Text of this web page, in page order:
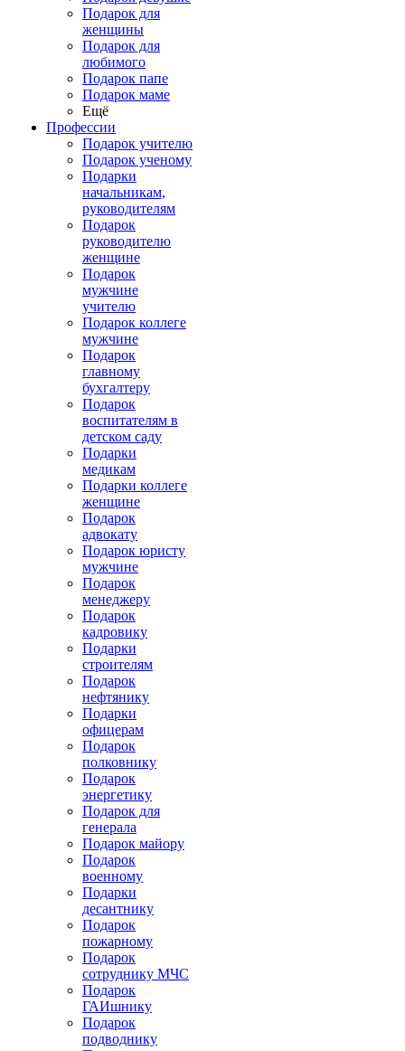
Подарок для
женщины
Подарок для
любимого
Подарок папе
Подарок маме
Ещё
Профессии
Подарок учителю
Подарок ученому
Подарки
начальникам,
руководителям
Подарок
руководителю
женщине
Подарок
мужчине
учителю
Подарок коллеге
мужчине
Подарок
главному
бухгалтеру
Подарок
воспитателям в
детском саду
Подарки
медикам
Подарки коллеге
женщине
Подарок
адвокату
Подарок юристу
мужчине
Подарок
менеджеру
Подарок
кадровику
Подарки
строителям
Подарок
нефтянику
Подарки
офицерам
Подарок
полковнику
Подарок
энергетику
Подарок для
генерала
Подарок майору
Подарок
военному
Подарки
десантнику
Подарок
пожарному
Подарок
сотруднику МЧС
Подарок
ГАИшнику
Подарок
подводнику